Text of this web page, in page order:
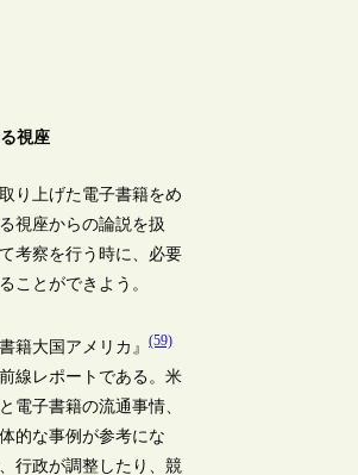
視座
り上げた電子書籍をめ
視座からの論説を扱
考察を行う時に、必要
ことができよう。
籍大国アメリカ』(59)
線レポートである。米
電子書籍の流通事情、
的な事例が参考にな
行政が調整したり、競